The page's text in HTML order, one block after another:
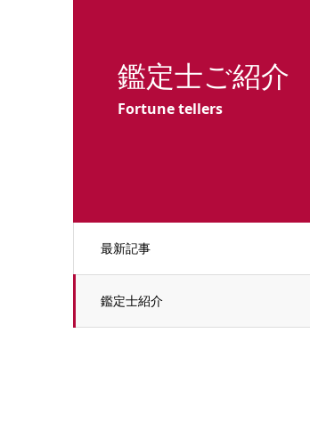
鑑定士ご紹介
Fortune tellers
最新記事
鑑定士紹介